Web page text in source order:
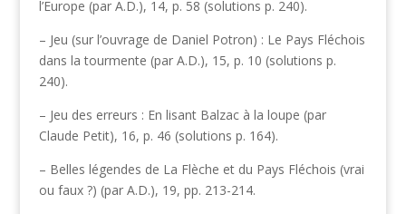
l’Europe (par A.D.), 14, p. 58 (solutions p. 240).
– Jeu (sur l’ouvrage de Daniel Potron) : Le Pays Fléchois
dans la tourmente (par A.D.), 15, p. 10 (solutions p.
240).
– Jeu des erreurs : En lisant Balzac à la loupe (par
Claude Petit), 16, p. 46 (solutions p. 164).
– Belles légendes de La Flèche et du Pays Fléchois (vrai
ou faux ?) (par A.D.), 19, pp. 213-214.